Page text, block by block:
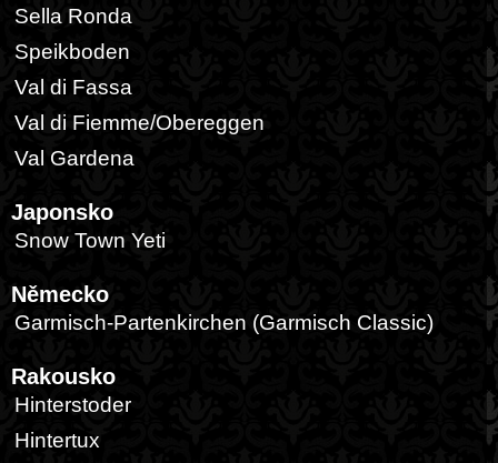
Sella Ronda
Speikboden
Val di Fassa
Val di Fiemme/Obereggen
Val Gardena
Japonsko
Snow Town Yeti
Německo
Garmisch-Partenkirchen (Garmisch Classic)
Rakousko
Hinterstoder
Hintertux